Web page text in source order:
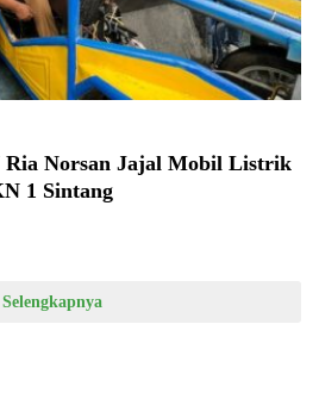
Norsan Jajal Mobil Listrik
1 Sintang
Selengkapnya